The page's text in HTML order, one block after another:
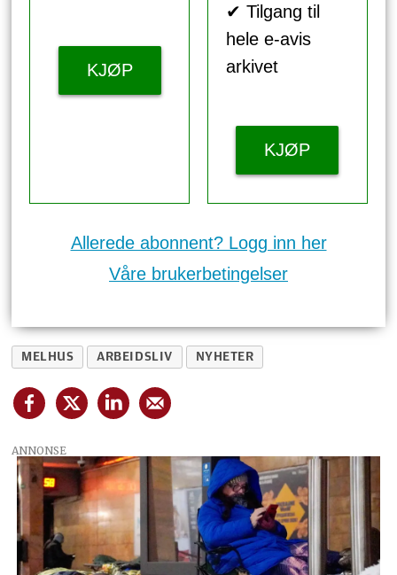
KJØP
✔ Tilgang til
hele e-avis
arkivet
KJØP
Allerede abonnent? Logg inn her
Våre brukerbetingelser
MELHUS ARBEIDSLIV NYHETER
ANNONSE